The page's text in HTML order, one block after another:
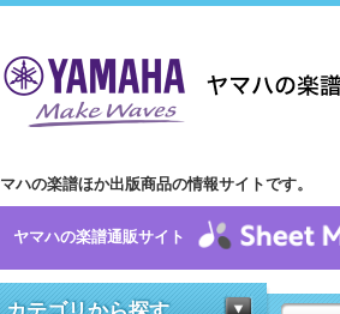
ハの楽譜ほか出版商品の情報サイトです。
ヤマハの楽譜通販サイト